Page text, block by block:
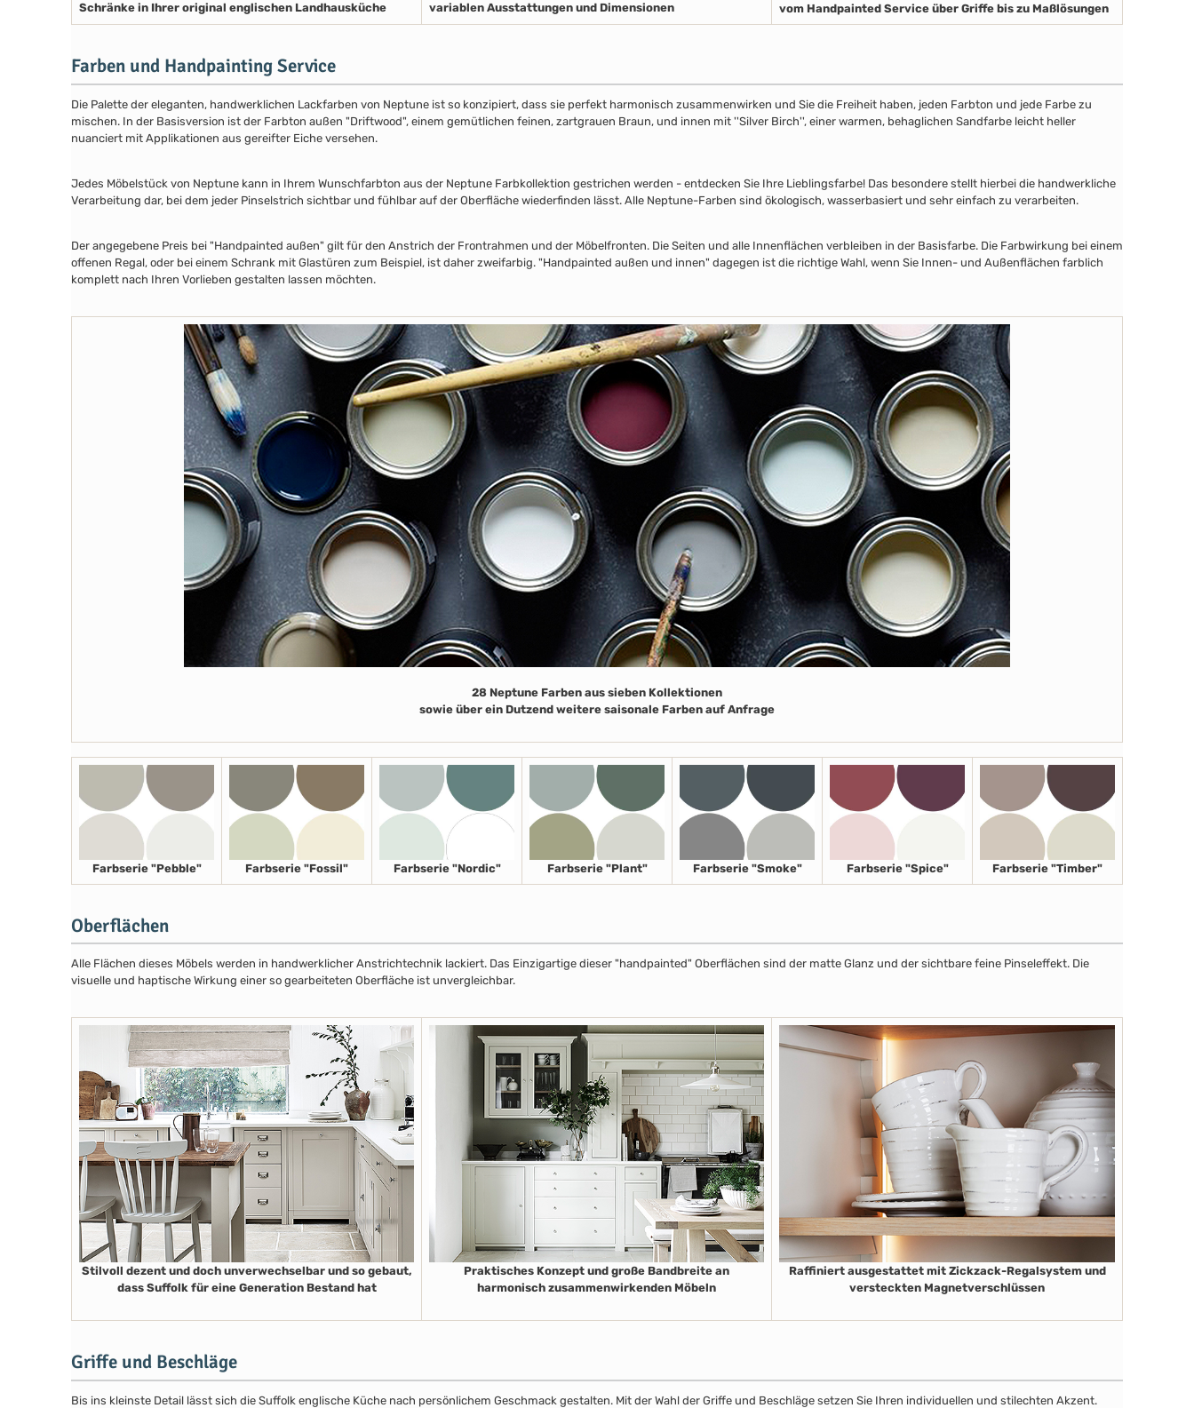
Schränke in Ihrer original englischen Landhausküche
variablen Ausstattungen und Dimensionen
vom Handpainted Service über Griffe bis zu Maßlösungen
Farben und Handpainting Service
Die Palette der eleganten, handwerklichen Lackfarben von Neptune ist so konzipiert, dass sie perfekt harmonisch zusammenwirken und Sie die Freiheit haben, jeden Farbton und jede Farbe zu
mischen. In der Basisversion ist der Farbton außen "Driftwood", einem gemütlichen feinen, zartgrauen Braun, und innen mit ''Silver Birch'', einer warmen, behaglichen Sandfarbe leicht heller
nuanciert mit Applikationen aus gereifter Eiche versehen.
Jedes Möbelstück von Neptune kann in Ihrem Wunschfarbton aus der Neptune Farbkollektion gestrichen werden - entdecken Sie Ihre Lieblingsfarbe! Das besondere stellt hierbei die handwerkliche
Verarbeitung dar, bei dem jeder Pinselstrich sichtbar und fühlbar auf der Oberfläche wiederfinden lässt. Alle Neptune-Farben sind ökologisch, wasserbasiert und sehr einfach zu verarbeiten.
Der angegebene Preis bei "Handpainted außen" gilt für den Anstrich der Frontrahmen und der Möbelfronten. Die Seiten und alle Innenflächen verbleiben in der Basisfarbe. Die Farbwirkung bei einem
offenen Regal, oder bei einem Schrank mit Glastüren zum Beispiel, ist daher zweifarbig. "Handpainted außen und innen" dagegen ist die richtige Wahl, wenn Sie Innen- und Außenflächen farblich
komplett nach Ihren Vorlieben gestalten lassen möchten.
28 Neptune Farben aus sieben Kollektionen
sowie über ein Dutzend weitere saisonale Farben auf Anfrage
Farbserie "Pebble" Farbserie "Fossil" Farbserie "Nordic" Farbserie "Plant" Farbserie "Smoke" Farbserie "Spice" Farbserie "Timber"
Oberflächen
Alle Flächen dieses Möbels werden in handwerklicher Anstrichtechnik lackiert. Das Einzigartige dieser "handpainted" Oberflächen sind der matte Glanz und der sichtbare feine Pinseleffekt. Die
visuelle und haptische Wirkung einer so gearbeiteten Oberfläche ist unvergleichbar.
Stilvoll dezent und doch unverwechselbar und so gebaut,
dass Suffolk für eine Generation Bestand hat
Praktisches Konzept und große Bandbreite an
harmonisch zusammenwirkenden Möbeln
Raffiniert ausgestattet mit Zickzack-Regalsystem und
versteckten Magnetverschlüssen
Griffe und Beschläge
Bis ins kleinste Detail lässt sich die Suffolk englische Küche nach persönlichem Geschmack gestalten. Mit der Wahl der Griffe und Beschläge setzen Sie Ihren individuellen und stilechten Akzent.